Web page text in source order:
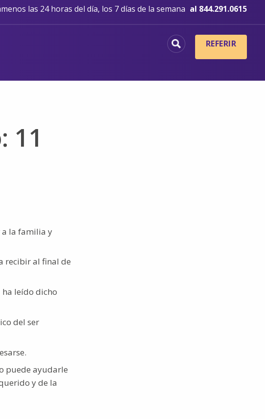
las 24 horas del día, los 7 días de la semana al 844.291.0615
REFERIR
11
la familia y
recibir al final de
ha leído dicho
del ser
puede ayudarle
y de la